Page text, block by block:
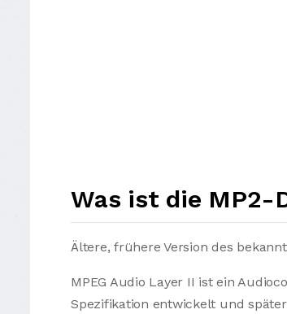
Was ist die MP2-
Ältere, frühere Version des
MPEG Audio Layer II ist ein
Spezifikation entwickelt und